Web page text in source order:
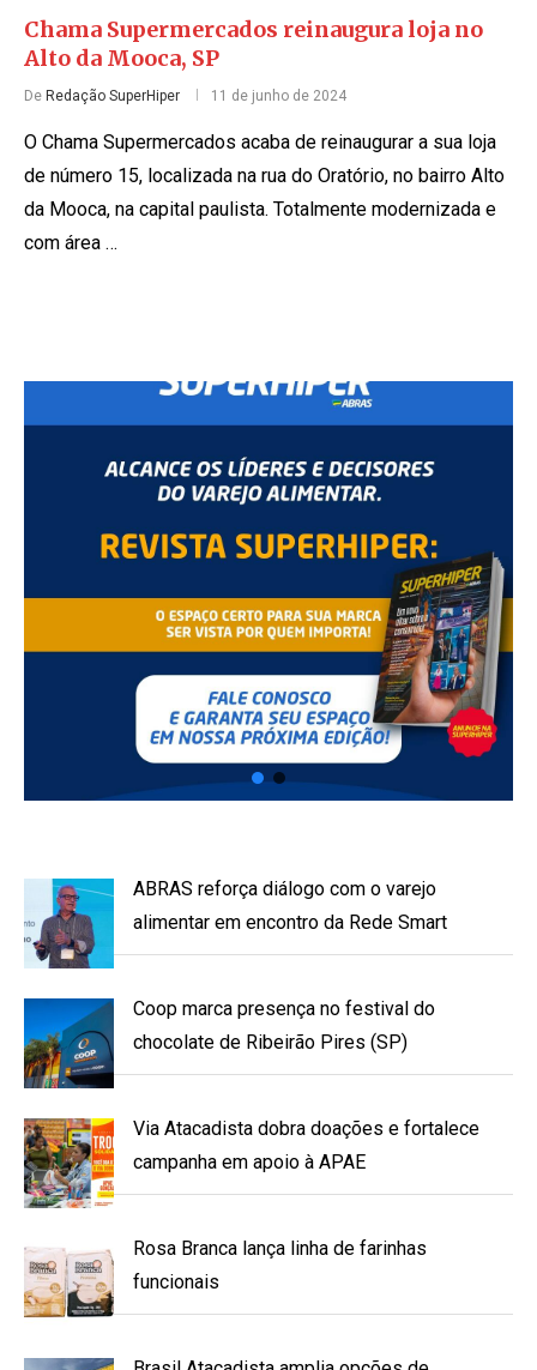
Chama Supermercados reinaugura loja no
Alto da Mooca, SP
De Redação SuperHiper 11 de junho de 2024
O Chama Supermercados acaba de reinaugurar a sua loja
de número 15, localizada na rua do Oratório, no bairro Alto
da Mooca, na capital paulista. Totalmente modernizada e
com área …
ABRAS reforça diálogo com o varejo
alimentar em encontro da Rede Smart
Coop marca presença no festival do
chocolate de Ribeirão Pires (SP)
Via Atacadista dobra doações e fortalece
campanha em apoio à APAE
Rosa Branca lança linha de farinhas
funcionais